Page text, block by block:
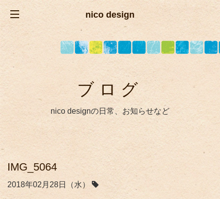
nico design
ブログ
nico designの日常、お知らせなど
IMG_5064
2018年02月28日（水）